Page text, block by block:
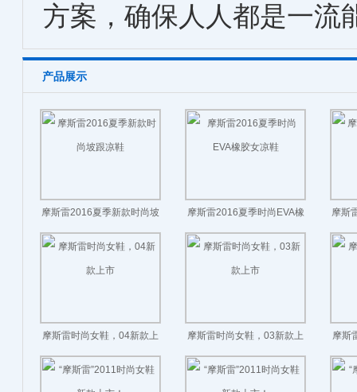
方案，确保人人都是一流
产品展示
摩斯雷2016夏季新款时尚坡
跟凉鞋
摩斯雷2016夏季时尚EVA橡
胶女凉鞋
摩斯
摩斯雷时尚女鞋，04新款上
市
摩斯雷时尚女鞋，03新款上
市
摩斯